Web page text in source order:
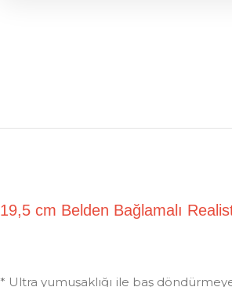
19,5 cm Belden Bağlamalı
* Ultra yumuşaklığı ile baş